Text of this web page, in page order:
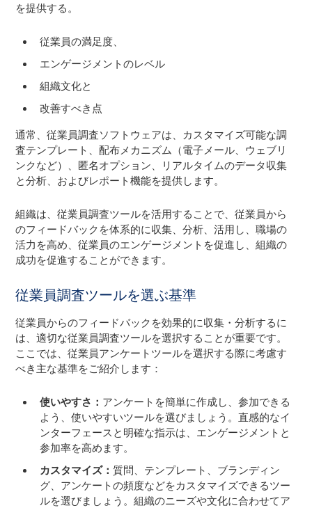
を提供する。
従業員の満足度、
エンゲージメントのレベル
組織文化と
改善すべき点
通常、従業員調査ソフトウェアは、カスタマイズ可能な調
査テンプレート、配布メカニズム（電子メール、ウェブリ
ンクなど）、匿名オプション、リアルタイムのデータ収集
と分析、およびレポート機能を提供します。
組織は、従業員調査ツールを活用することで、従業員から
のフィードバックを体系的に収集、分析、活用し、職場の
活力を高め、従業員のエンゲージメントを促進し、組織の
成功を促進することができます。
従業員調査ツールを選ぶ基準
従業員からのフィードバックを効果的に収集・分析するに
は、適切な従業員調査ツールを選択することが重要です。
ここでは、従業員アンケートツールを選択する際に考慮す
べき主な基準をご紹介します：
使いやすさ： アンケートを簡単に作成し、参加できる
よう、使いやすいツールを選びましょう。直感的なイ
ンターフェースと明確な指示は、エンゲージメントと
参加率を高めます。
カスタマイズ：質問、テンプレート、ブランディン
グ、アンケートの頻度などをカスタマイズできるツー
ルを選びましょう。組織のニーズや文化に合わせてア